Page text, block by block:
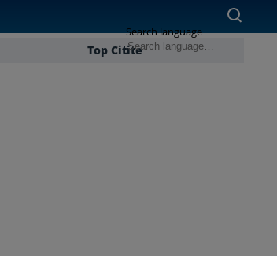
Top Citite
Search language